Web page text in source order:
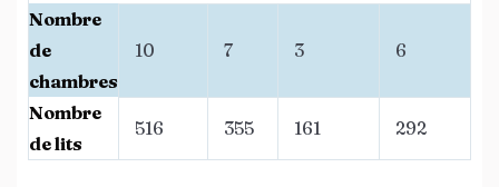
Nombre
de
chambres
10 7 3 6
Nombre
de lits
516 355 161 292